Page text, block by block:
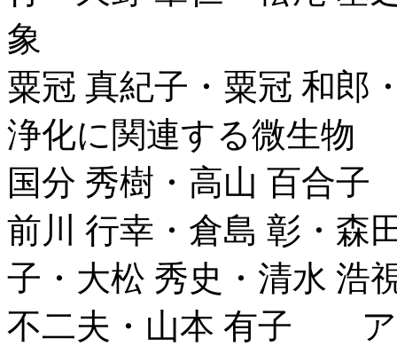
象
粟冠 真紀子・粟冠 和
浄化に関連する微生物
国分 秀樹・高山 百合
前川 行幸・倉島 彰・森
子・大松 秀史・清水 浩
不二夫・山本 有子 ア